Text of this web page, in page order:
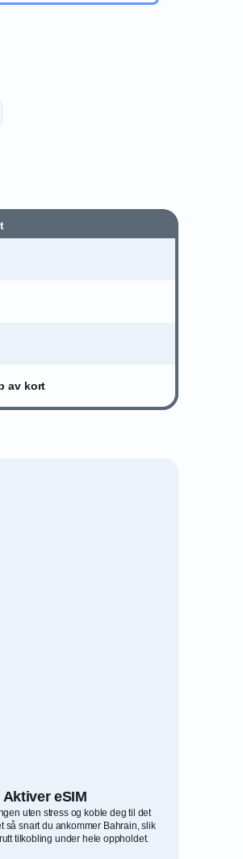
av kort
Aktiver eSIM
uten stress og koble deg til det
så snart du ankommer Bahrain, slik
tilkobling under hele oppholdet.